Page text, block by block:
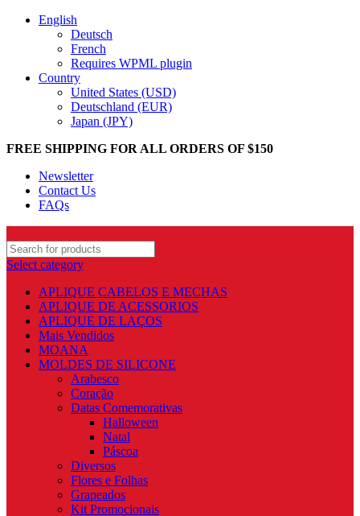
English
Deutsch
French
Requires WPML plugin
Country
United States (USD)
Deutschland (EUR)
Japan (JPY)
FREE SHIPPING FOR ALL ORDERS OF $150
Newsletter
Contact Us
FAQs
Select category
APLIQUE CABELOS E MECHAS
APLIQUE DE ACESSORIOS
APLIQUE DE LAÇOS
Mais Vendidos
MOANA
MOLDES DE SILICONE
Arabesco
Coração
Datas Comemorativas
Halloween
Natal
Páscoa
Diversos
Flores e Folhas
Grapeados
Kit Promocionais